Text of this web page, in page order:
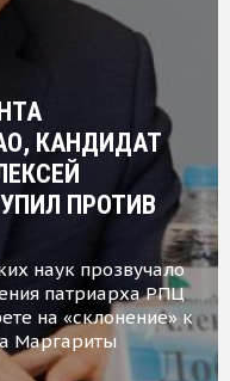
КАНДИДАТ
ПРОТИВ
наук прозвучало
патриарха РПЦ
на «склонение» к
Маргариты